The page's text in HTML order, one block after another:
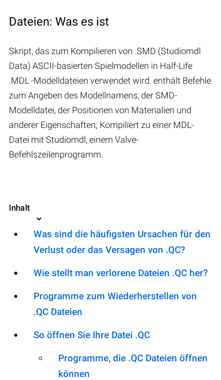
Dateien: Was es ist
Skript, das zum Kompilieren von .SMD (Studiomdl
Data) ASCII-basierten Spielmodellen in Half-Life
.MDL -Modelldateien verwendet wird. enthält Befehle
zum Angeben des Modellnamens, der SMD-
Modelldatei, der Positionen von Materialien und
anderer Eigenschaften; Kompiliert zu einer MDL-
Datei mit Studiomdl, einem Valve-
Befehlszeilenprogramm.
Inhalt
Was sind die häufigsten Ursachen für den
Verlust oder das Versagen von .QC?
Wie stellt man verlorene Dateien .QC her?
Programme zum Wiederherstellen von
.QC Dateien
So öffnen Sie Ihre Datei .QC
Programme, die .QC Dateien öffnen
können